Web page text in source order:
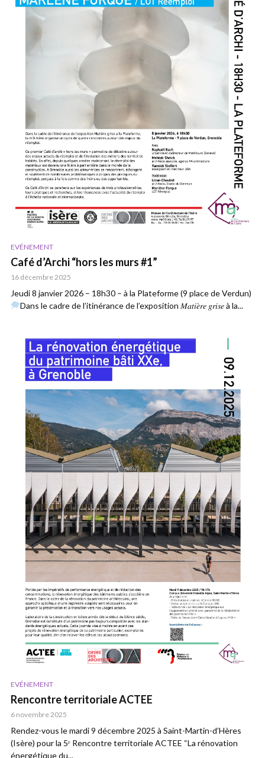
EVÉNEMENT
Café d’Archi “hors les murs #1”
16 décembre 2025
Jeudi 8 janvier 2026 – 18h30 – à la Plateforme (9 place de Verdun)
Dans le cadre de l’itinérance de l’exposition 𝑀𝑎𝑡𝑖𝑒̀𝑟𝑒 𝑔𝑟𝑖𝑠𝑒 à la...
EVÉNEMENT
Rencontre territoriale ACTEE
6 novembre 2025
Rendez-vous le mardi 9 décembre 2025 à Saint-Martin-d’Hères
(Isère) pour la 5ᵉ Rencontre territoriale ACTEE “La rénovation
énergétique du...